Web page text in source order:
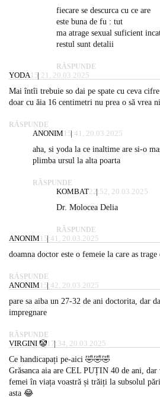
fiecare se descurca cu ce are
este buna de fu : tut
ma atrage sexual suficient
restul sunt detalii
RĂSPUNDE
YODA15:21, 20.03.2025
Mai întîi trebuie so dai pe spate cu ceva
doar cu ăia 16 centimetri nu prea o să vrea
RĂSPUNDE
ANONIM 15:41, 20.03.2025
aha, si yoda la ce inaltime are si-o
plimba ursul la alta poarta
RĂSPUNDE
KOMBAT22:52, 20.03.2025
Dr. Molocea Delia
RĂSPUNDE
ANONIM 15:41, 20.03.2025
doamna doctor este o femeie la care as
RĂSPUNDE
ANONIM 15:42, 20.03.2025
pare sa aiba un 27-32 de ani doctorita, dar
impregnare
RĂSPUNDE
VIRGINI 🤡17:34, 20.03.2025
Ce handicapați pe-aici 🤣🤣🤣
Grăsanca aia are CEL PUȚIN 40 de ani,
femei în viața voastră și trăiți la subsolul
asta 😂